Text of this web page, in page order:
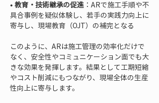
• 教育・技術継承の促進 ：ARで施工手順や不
具合事例を疑似体験し、若手の実践力向上に
寄与し、現場教育（OJT）の補完となる
このように、ARは施工管理の効率化だけで
なく、安全性やコミュニケーション面でも大
きな効果を発揮します。結果として工期短縮
やコスト削減にもつながり、現場全体の生産
性向上に寄与します。